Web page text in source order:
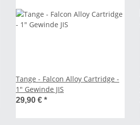
Tange - Falcon Alloy Cartridge -
1" Gewinde JIS
29,90 € *